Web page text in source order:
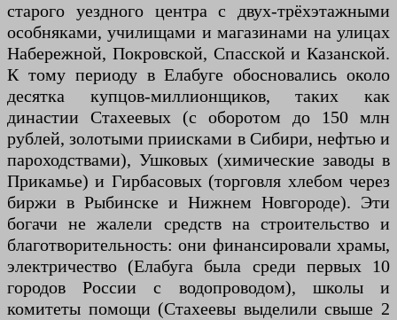
старого уездного центра с двух-трёхэтажными
особняками, училищами и магазинами на улицах
Набережной, Покровской, Спасской и Казанской.
К тому периоду в Елабуге обосновались около
десятка купцов-миллионщиков, таких как
династии Стахеевых (с оборотом до 150 млн
рублей, золотыми приисками в Сибири, нефтью и
пароходствами), Ушковых (химические заводы в
Прикамье) и Гирбасовых (торговля хлебом через
биржи в Рыбинске и Нижнем Новгороде). Эти
богачи не жалели средств на строительство и
благотворительность: они финансировали храмы,
электричество (Елабуга была среди первых 10
городов России с водопроводом), школы и
комитеты помощи (Стахеевы выделили свыше 2